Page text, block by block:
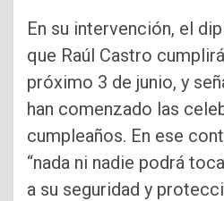
En su intervención, el
que Raúl Castro
próximo 3 de junio, y
han comenzado las
cumpleaños. En ese
“nada ni nadie podrá
a su seguridad y